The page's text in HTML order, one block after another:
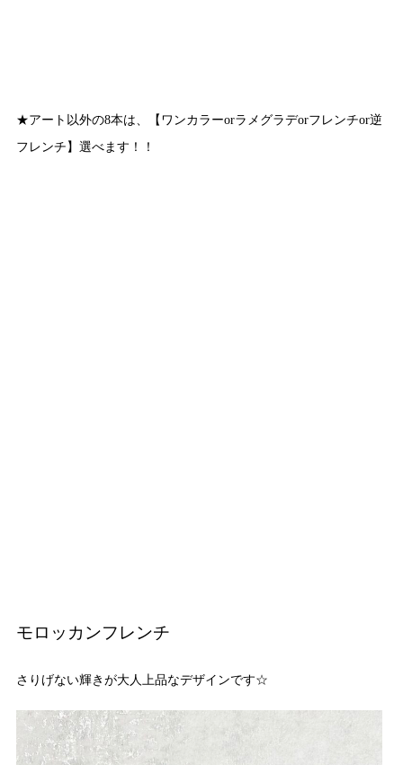
★アート以外の8本は、【ワンカラーorラメグラデorフレンチor逆
フレンチ】選べます！！
モロッカンフレンチ
さりげない輝きが大人上品なデザインです☆